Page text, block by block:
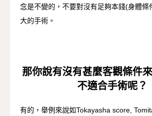
念是不變的，不要對沒有足夠本錢(身體條
大的手術。
那你說有沒有甚麼客觀條件
不適合手術呢？
有的，舉例來說如Tokayasha score,